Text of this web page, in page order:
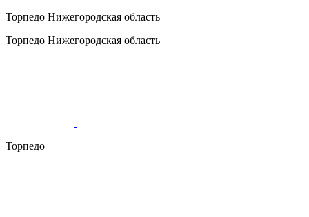
Торпедо Нижегородская область
Торпедо Нижегородская область
Торпедо